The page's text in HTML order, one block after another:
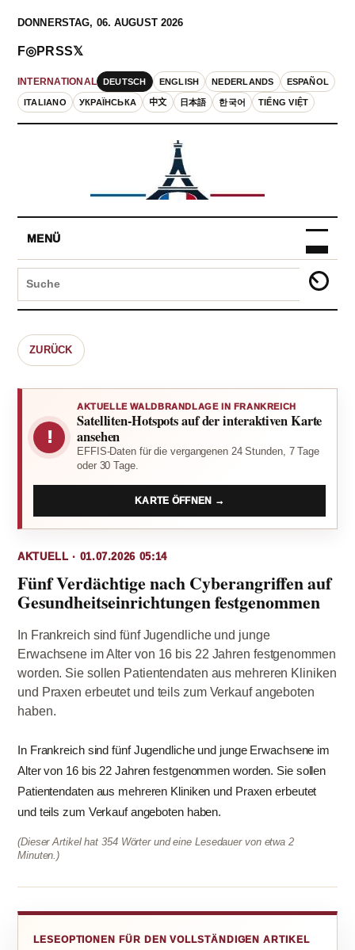
DONNERSTAG, 06. AUGUST 2026
INTERNATIONAL DEUTSCH ENGLISH NEDERLANDS ESPAÑOL
ITALIANO УКРАЇНСЬКА 中文 日本語 한국어 TIẾNG VIỆT
F◎PRSS𝕏
MENÜ
ZURÜCK
!
AKTUELLE WALDBRANDLAGE IN FRANKREICH
Satelliten-Hotspots auf der interaktiven Karte
ansehen
EFFIS-Daten für die vergangenen 24 Stunden, 7 Tage
oder 30 Tage.
KARTE ÖFFNEN →
AKTUELL · 01.07.2026 05:14
Fünf Verdächtige nach Cyberangriffen auf
Gesundheitseinrichtungen festgenommen
In Frankreich sind fünf Jugendliche und junge
Erwachsene im Alter von 16 bis 22 Jahren festgenommen
worden. Sie sollen Patientendaten aus mehreren Kliniken
und Praxen erbeutet und teils zum Verkauf angeboten
haben.
In Frankreich sind fünf Jugendliche und junge Erwachsene im
Alter von 16 bis 22 Jahren festgenommen worden. Sie sollen
Patientendaten aus mehreren Kliniken und Praxen erbeutet
und teils zum Verkauf angeboten haben.
(Dieser Artikel hat 354 Wörter und eine Lesedauer von etwa 2
Minuten.)
LESEOPTIONEN FÜR DEN VOLLSTÄNDIGEN ARTIKEL